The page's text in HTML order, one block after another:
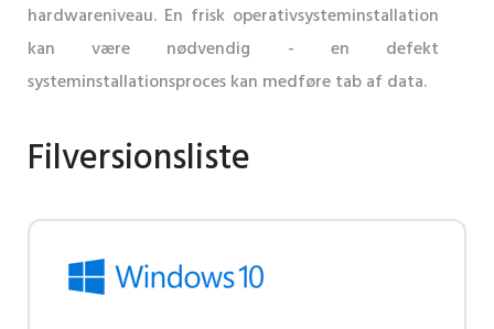
hardwareniveau. En frisk operativsysteminstallation
kan være nødvendig - en defekt
systeminstallationsproces kan medføre tab af data.
Filversionsliste